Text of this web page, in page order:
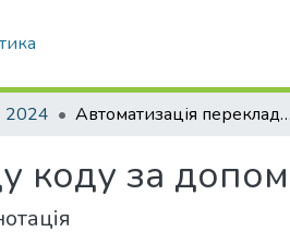
2024 Автоматизація перекладу коду за допомогою штучного інтелекту
коду за